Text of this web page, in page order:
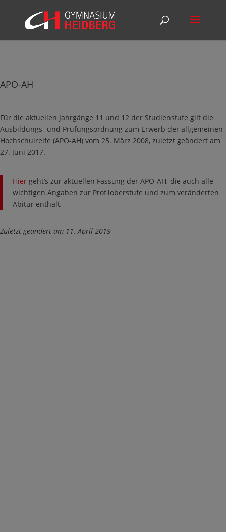
APO-AH
Für die aktuellen Jahrgänge 11 und 12 der Studienstufe gilt die
Ausbildungs- und Prüfungsordnung zum Erwerb der allgemeinen
Hochschulreife (APO-AH) vom 25. März 2008, zuletzt geändert am
27. Juni 2017.
Hier geht’s zur aktuellen Fassung der APO-AH, die auch alle
wichtigen Angaben zur Profiloberstufe und zum veränderten
Abitur enthält.
Zuletzt geändert am 11. April 2019